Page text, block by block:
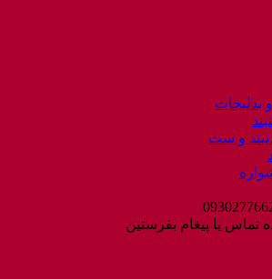
بدلیجات
و ست
تماس یا پیغام بفرستین